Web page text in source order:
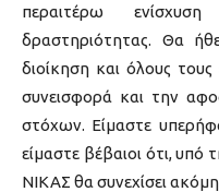
περαιτέρω
δραστηριότητας. Θα
διοίκηση και όλους
συνεισφορά και την
στόχων. Είμαστε
είμαστε βέβαιοι ότι,
ΝΙΚΑΣ θα συνεχίσει